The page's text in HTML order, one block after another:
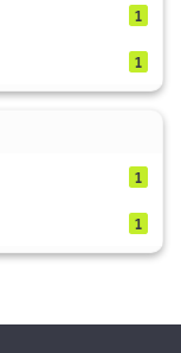
1
1
1
1